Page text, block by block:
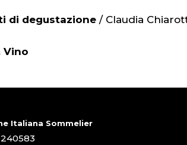
di degustazione / Claudia
Vino
Italiana Sommelier